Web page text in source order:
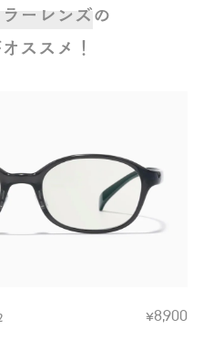
ラ ー レンズの
オスス メ ！
¥8,900